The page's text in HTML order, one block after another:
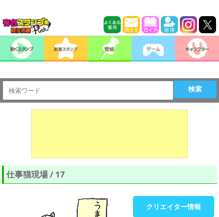
検索
仕事猫現場 / 17
クリエイター情報